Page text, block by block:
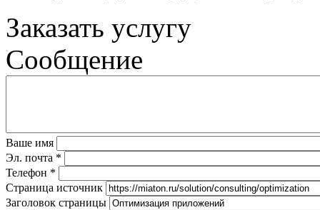
Заказать услугу
Сообщение
Ваше имя
Эл. почта *
Телефон *
Страница источник
Заголовок страницы